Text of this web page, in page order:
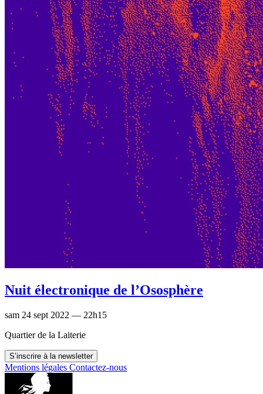
Nuit électronique de l’Ososphère
sam 24 sept 2022 — 22h15
Quartier de la Laiterie
S’inscrire à la newsletter
Mentions légales Contactez-nous